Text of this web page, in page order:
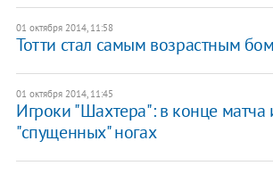
01 октября 2014, 11:58
Тотти стал самым возрастным
01 октября 2014, 11:45
Игроки "Шахтера": в конце матча
"спущенных" ногах